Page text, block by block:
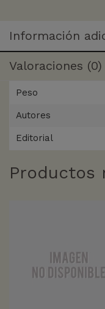
Información
Valoraciones (0)
Peso
Autores
Editorial
Productos